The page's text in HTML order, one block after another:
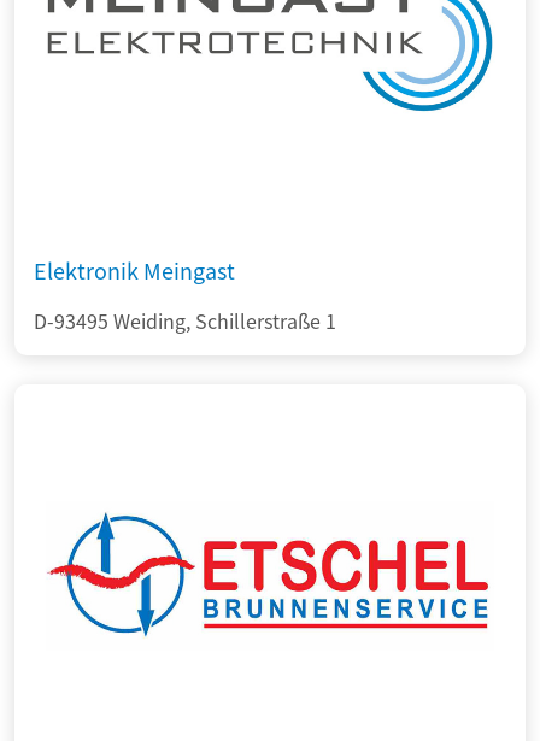
Elektronik Meingast
D-93495 Weiding, Schillerstraße 1